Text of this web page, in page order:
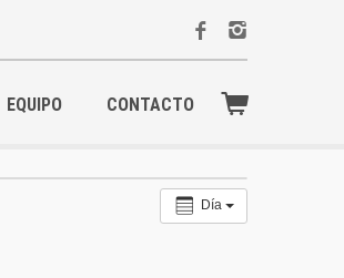
EQUIPO CONTACTO
Día